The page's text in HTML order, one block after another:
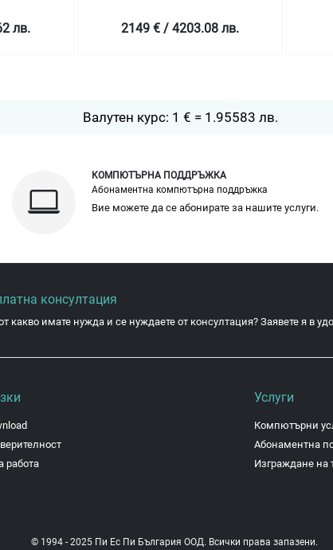
лв.
8/5 kg
839 € / 1640.94 лв.
Валутен курс: 1 € = 1.95583 лв.
КОМПЮТЪРНА ПОДДРЪЖКА
Абонаментна компютърна поддръжка
Вие можете да се абонирате за нашите услуги.
консултация
какво имате нужда и се нуждаете от консултация? Заявете я в
работа
Услуги
Компютърни
Абонаментна
Изграждане на
© 1994 - 2025 Пи Ес Пи България ООД. Всички права запазени.